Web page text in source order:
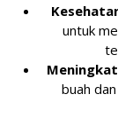
untuk
buah